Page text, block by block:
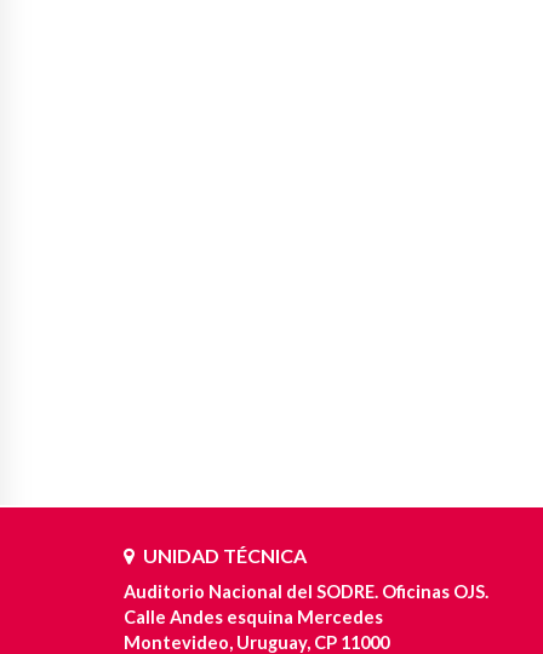
UNIDAD TÉCNICA
Auditorio Nacional del SODRE. Oficinas OJS.
Calle Andes esquina Mercedes
Montevideo, Uruguay, CP 11000